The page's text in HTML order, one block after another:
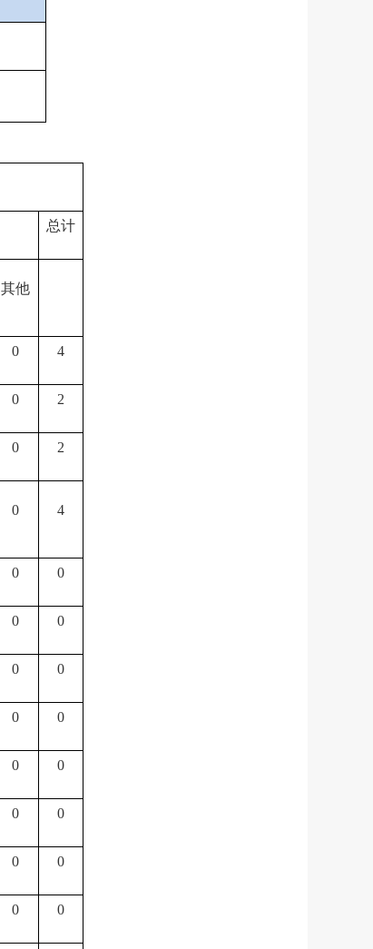
总计
其他
0 4
0 2
0 2
0 4
0 0
0 0
0 0
0 0
0 0
0 0
0 0
0 0